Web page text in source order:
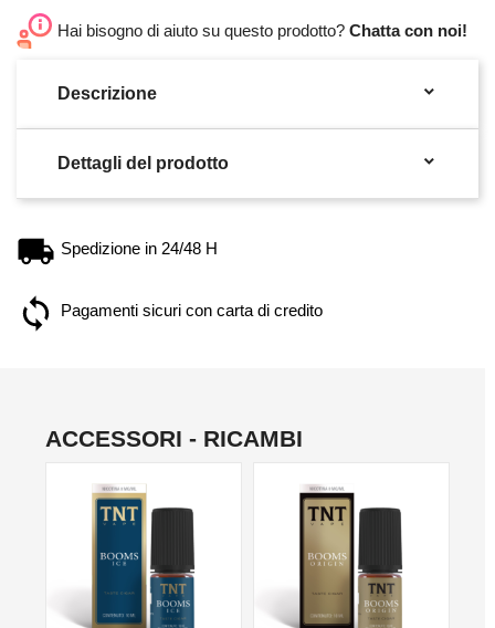
Hai bisogno di aiuto su questo prodotto? Chatta con noi!
Descrizione 
Dettagli del prodotto 
Spedizione in 24/48 H
Pagamenti sicuri con carta di credito
ACCESSORI - RICAMBI